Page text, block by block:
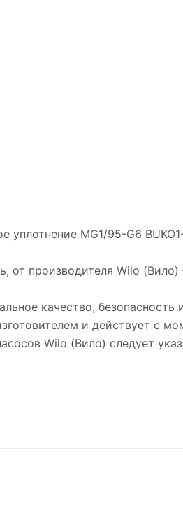
уплотнение MG1/95-G6
от производителя Wilo
качество,
и действует с
Wilo (Вило) следует